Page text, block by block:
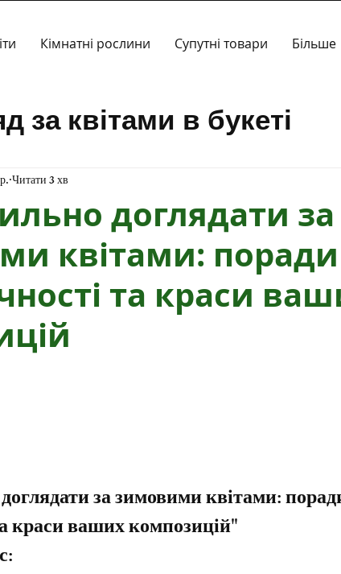
Кімнатні рослини Супутні товари Більше
за квітами в букеті
доглядати за
квітами:
та краси
Читати 3 хв
за зимовими квітами:
краси ваших композицій"